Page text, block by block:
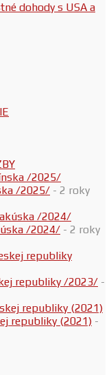
dohody s USA a
/2025/ - 2 roky
/2024/ - 2 roky
republiky /2023/ -
republiky (2021) -